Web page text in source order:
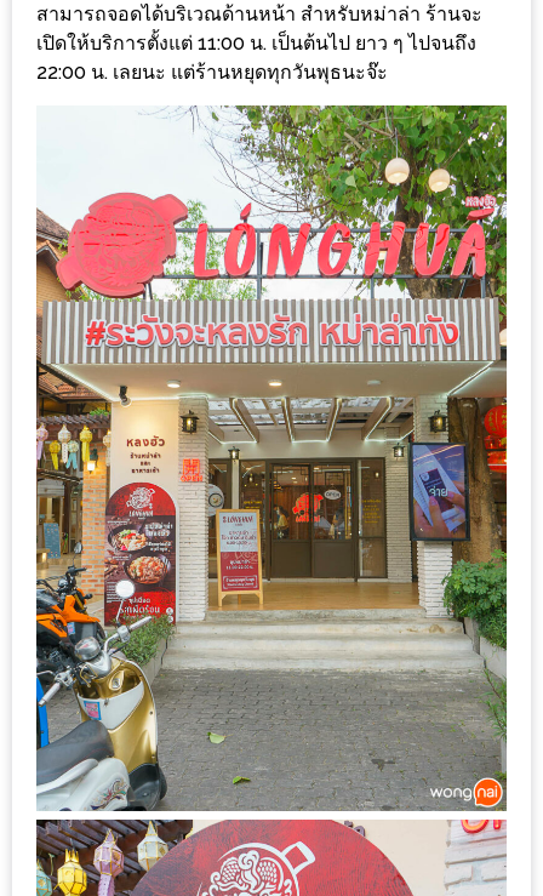
ต้อง
ไป
ลอง
ร้าน
อร่อย
ที่
ต้อง
มา
ลอง
ถนน
คน
เดิน
วัน
อาทิตย์
ท่าแพ
เชียงใหม่
CART
CHECKOUT
DRAFT
–
บาร์บีคิว
สาว
สามารถจอดได้บริเวณด้านหน้า สำหรับหม่าล่า ร้านจะ
เปิดให้บริการตั้งแต่ 11:00 น. เป็นต้นไป ยาว ๆ ไปจนถึง
22:00 น. เลยนะ แต่ร้านหยุดทุกวันพุธนะจ๊ะ